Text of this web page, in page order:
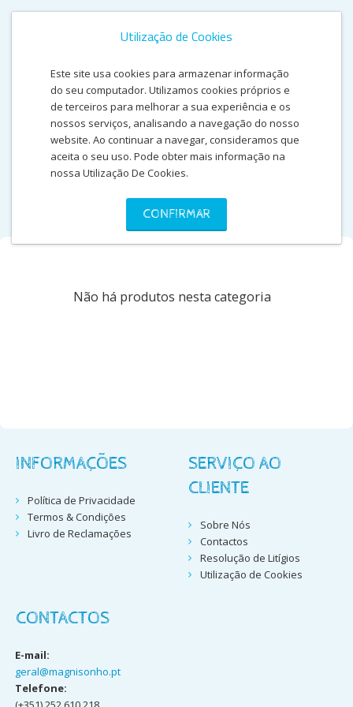
Utilização de Cookies
Este site usa cookies para armazenar informação
do seu computador. Utilizamos cookies próprios e
de terceiros para melhorar a sua experiência e os
nossos serviços, analisando a navegação do nosso
website. Ao continuar a navegar, consideramos que
aceita o seu uso. Pode obter mais informação na
nossa Utilização De Cookies.
CONFIRMAR
BALÕES
Não há produtos nesta categoria
INFORMAÇÕES
Política de Privacidade
Termos & Condições
Livro de Reclamações
SERVIÇO AO
CLIENTE
Sobre Nós
Contactos
Resolução de Litígios
Utilização de Cookies
CONTACTOS
E-mail:
geral@magnisonho.pt
Telefone: